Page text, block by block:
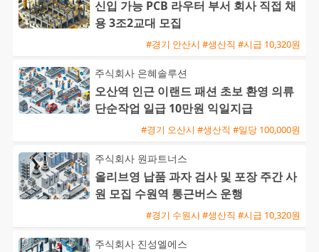
신입 가능 PCB 라우터 부서 회사 직접 채
용 3조2교대 모집
#경기 안산시 #생산직 #시급 10,320원
주식회사 은혜솔루션
오산역 인근 이랜드 패션 초보 환영 의류
단순작업 일급 10만원 익일지급
#경기 오산시 #생산직 #일당 100,000원
주식회사 원파트너스
올리브영 납품 과자 검사 및 포장 주간 사
원 모집 수원역 통근버스 운행
#경기 수원시 #생산직 #시급 10,320원
주식회사 진성엘에스